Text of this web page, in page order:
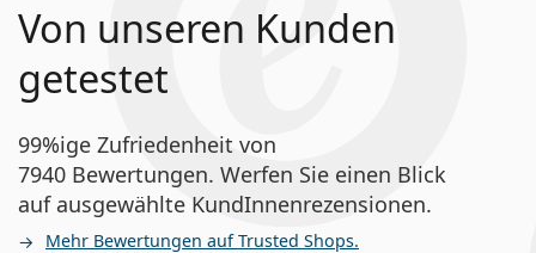
Von unseren Kunden
getestet
99%ige Zufriedenheit von
7940 Bewertungen. Werfen Sie einen Blick
auf ausgewählte KundInnenrezensionen.
Mehr Bewertungen auf Trusted Shops.